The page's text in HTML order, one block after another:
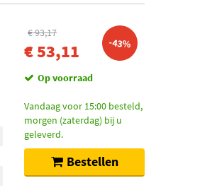
€ 93,17
€ 53,11 -43%
Op voorraad
Vandaag voor 15:00 besteld,
morgen (zaterdag) bij u
geleverd.
Bestellen